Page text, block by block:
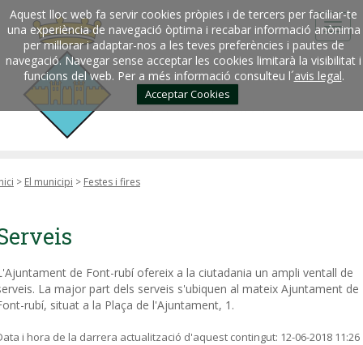
Aquest lloc web fa servir cookies pròpies i de tercers per faciliar-te
una experiència de navegació òptima i recabar informació anònima
per millorar i adaptar-nos a les teves preferències i pautes de
navegació. Navegar sense acceptar les cookies limitarà la visibilitat i
funcions del web. Per a més informació consulteu l´avis legal.
Acceptar Cookies
> El municipi > Festes i fires
de Font-rubí ofereix a la ciutadania un ampli ventall de
La major part dels serveis s'ubiquen al mateix Ajuntament de
rubí, situat a la Plaça de l'Ajuntament, 1.
i hora de la darrera actualització d'aquest contingut: 12-06-2018 11:26